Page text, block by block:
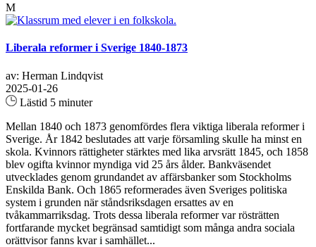
M
Liberala reformer i Sverige 1840-1873
av: Herman Lindqvist
2025-01-26
Lästid 5 minuter
Mellan 1840 och 1873 genomfördes flera viktiga liberala reformer i
Sverige. År 1842 beslutades att varje församling skulle ha minst en
skola. Kvinnors rättigheter stärktes med lika arvsrätt 1845, och 1858
blev ogifta kvinnor myndiga vid 25 års ålder. Bankväsendet
utvecklades genom grundandet av affärsbanker som Stockholms
Enskilda Bank. Och 1865 reformerades även Sveriges politiska
system i grunden när ståndsriksdagen ersattes av en
tvåkammarriksdag. Trots dessa liberala reformer var rösträtten
fortfarande mycket begränsad samtidigt som många andra sociala
orättvisor fanns kvar i samhället...